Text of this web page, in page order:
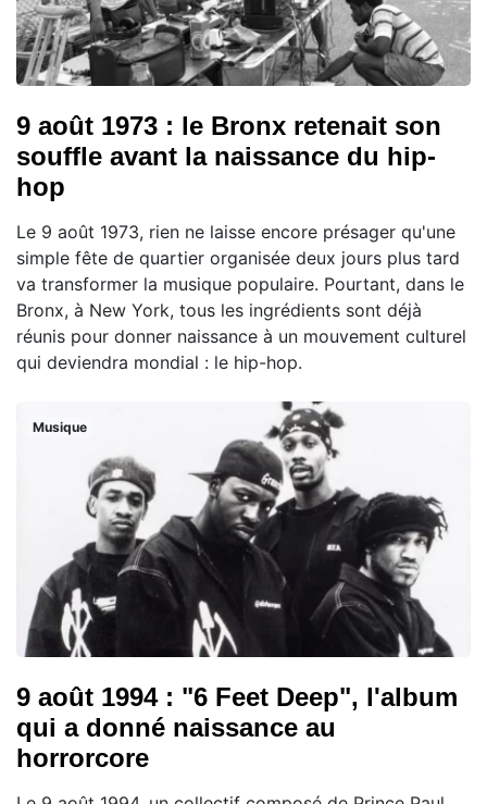
9 août 1973 : le Bronx retenait son
souffle avant la naissance du hip-
hop
Le 9 août 1973, rien ne laisse encore présager qu'une
simple fête de quartier organisée deux jours plus tard
va transformer la musique populaire. Pourtant, dans le
Bronx, à New York, tous les ingrédients sont déjà
réunis pour donner naissance à un mouvement culturel
qui deviendra mondial : le hip-hop.
Musique
9 août 1994 : "6 Feet Deep", l'album
qui a donné naissance au
horrorcore